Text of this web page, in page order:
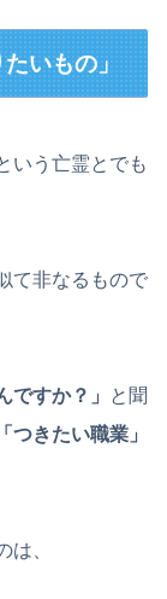
いもの」
いう亡霊とでも
て非なるもので
ですか？」
と聞
つきたい職業」
は、